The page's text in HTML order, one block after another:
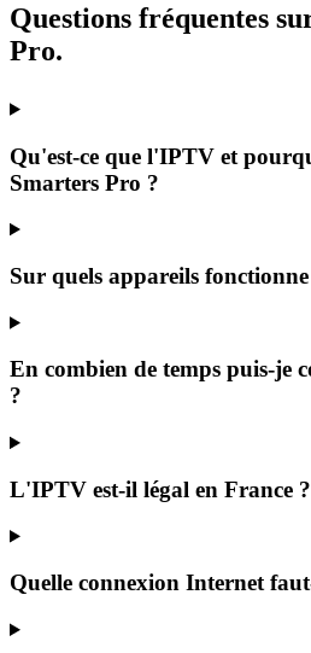
Questions fréquentes
Pro.
Qu'est-ce que l'IPTV et
Smarters Pro ?
Sur quels appareils
En combien de temps puis-je
?
L'IPTV est-il légal en France ?
Quelle connexion Internet